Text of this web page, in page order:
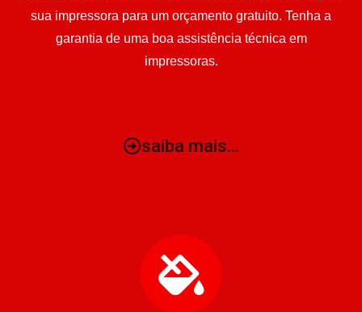
sua impressora para um orçamento gratuito. Tenha a
garantia de uma boa assistência técnica em
impressoras.
saiba mais...